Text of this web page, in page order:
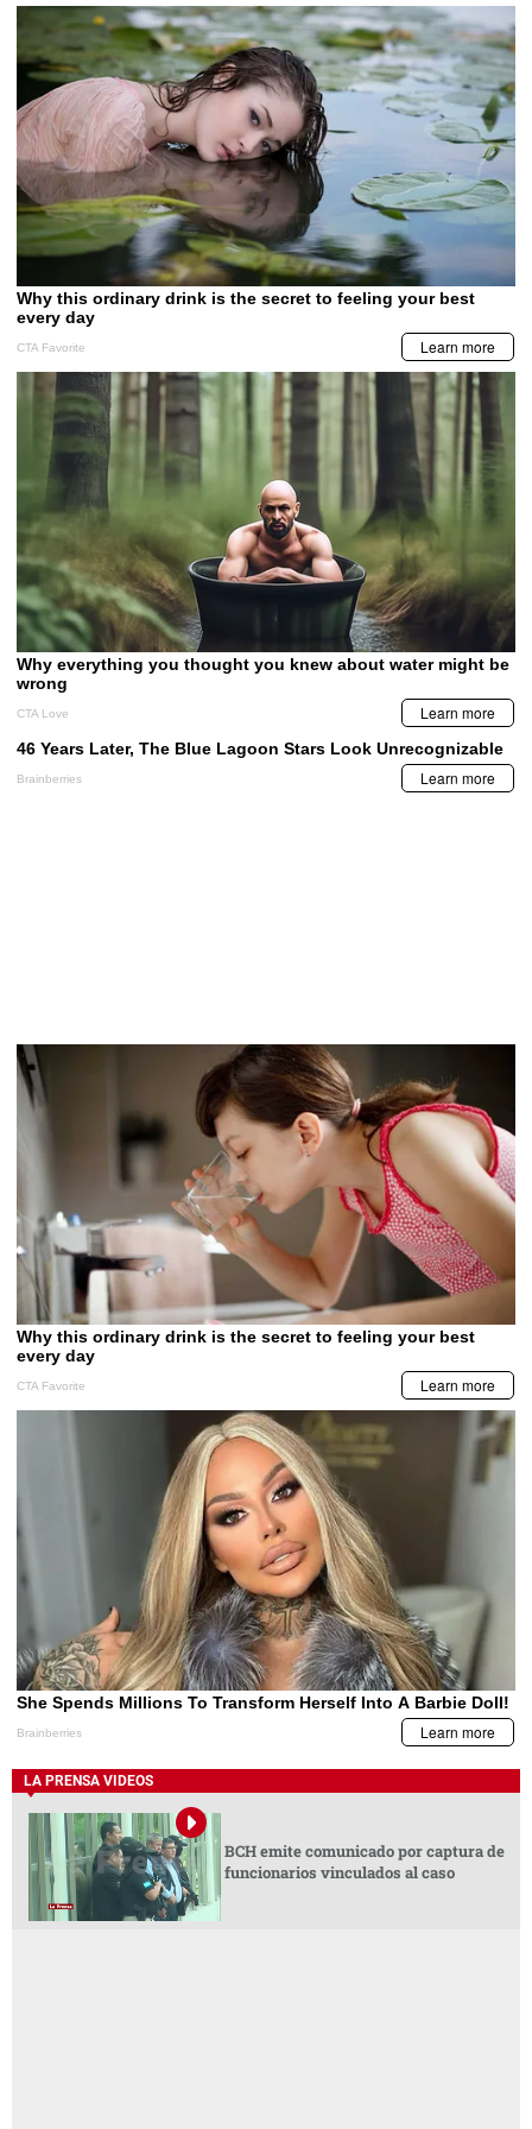
LA PRENSA VIDEOS
BCH emite comunicado por captura de
funcionarios vinculados al caso